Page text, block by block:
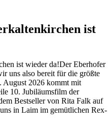
ist
Der Eberhofer
uns also bereit für die größte
August 2026 kommt mit
10. Jubiläumsfilm der
Bestseller von Rita Falk auf
in Laim im gemütlichen Rex-